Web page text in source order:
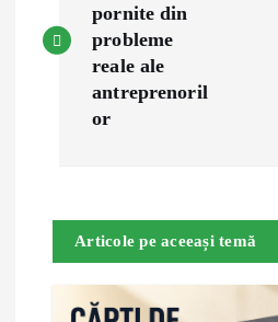
s
a
v
pornite din
probleme
reale ale
antreprenoril
or
Articole pe aceeași temă